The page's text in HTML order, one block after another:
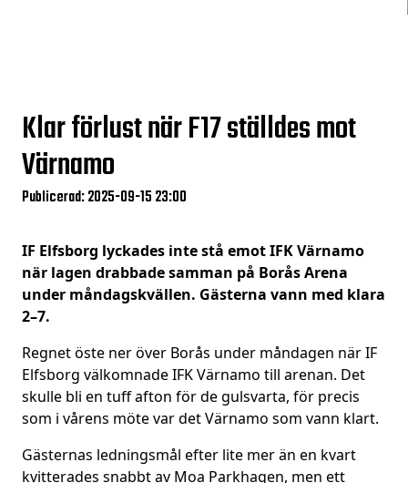
Klar förlust när F17 ställdes mot
Värnamo
Publicerad: 2025-09-15 23:00
IF Elfsborg lyckades inte stå emot IFK Värnamo
när lagen drabbade samman på Borås Arena
under måndagskvällen. Gästerna vann med klara
2–7.
Regnet öste ner över Borås under måndagen när IF
Elfsborg välkomnade IFK Värnamo till arenan. Det
skulle bli en tuff afton för de gulsvarta, för precis
som i vårens möte var det Värnamo som vann klart.
Gästernas ledningsmål efter lite mer än en kvart
kvitterades snabbt av Moa Parkhagen, men ett